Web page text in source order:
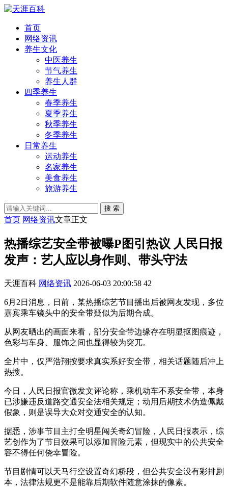
首页
网络资讯
养生文化
中医养生
节气养生
养生人群
四季养生
春季养生
夏季养生
秋季养生
冬季养生
日常养生
运动养生
名家养生
美食养生
旅游养生
搜 索
首页 网络资讯文章正文
热播综艺安全带被曝P图引热议 人民日报
发声：艺人应以身作则、带头守法
天涯百科 网络资讯 2026-06-03 20:00:58 42
6月2日消息，日前，某热播综艺节目播出后被网友发现，多位
嘉宾乘车镜头中的安全带疑似为后期合成。
从网友晒出的画面来看，部分安全带边缘存在明显抠图痕迹，
色彩与车身、服饰之间也显得较为突兀。
全片中，仅严浩翔按要求真实系好安全带，相关话题随后冲上
热搜。
今日，人民日报官微发文评论称，乘机动车不系安全带，本身
已涉嫌违反道路交通安全法相关规定；动用后期技术伪造佩戴
假象，则是误导大众对交通安全的认知。
据悉，涉事节目主打全明星闯关奇幻冒险，人民日报表示，综
艺创作为了节目效果可以添加冒险元素，但现实中的公共安全
容不得任何侥幸冒险。
节目剧情可以天马行空设置奇幻桥段，但公共安全没有彩排剧
本，法律法规更不是能靠后期软件随意涂抹的像素。